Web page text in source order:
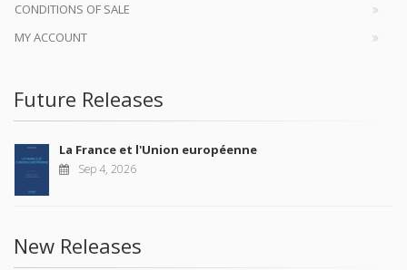
CONDITIONS OF SALE
MY ACCOUNT
Future Releases
La France et l'Union européenne
Sep 4, 2026
New Releases